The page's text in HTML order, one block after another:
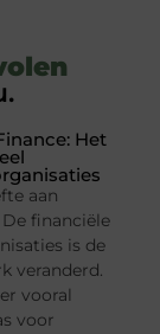
Het
aan
financiële
is de
veranderd.
vooral
voor